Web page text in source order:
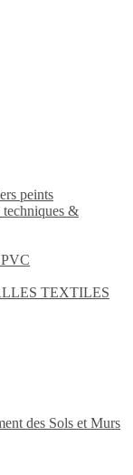
peints
techniques &
TEXTILES
des Sols et Murs